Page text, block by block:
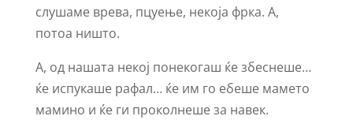
слушаме врева, пцуење, некоја фрка. А,
потоа ништо.
А, од нашата некој понекогаш ќе збеснеше…
ќе испукаше рафал… ќе им го ебеше мамето
мамино и ќе ги проколнеше за навек.